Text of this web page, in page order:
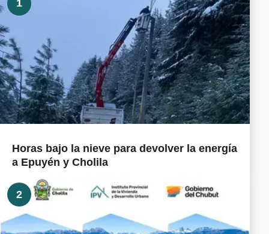
1
Horas bajo la nieve para devolver la energía
a Epuyén y Cholila
2